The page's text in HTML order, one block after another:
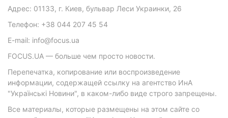
Адрес: 01133, г. Киев, бульвар Леси Украинки, 26
Телефон: +38 044 207 45 54
E-mail: info@focus.ua
FOCUS.UA — больше чем просто новости.
Перепечатка, копирование или воспроизведение
информации, содержащей ссылку на агентство ИнА
"Українські Новини", в каком-либо виде строго запрещены.
Все материалы, которые размещены на этом сайте со